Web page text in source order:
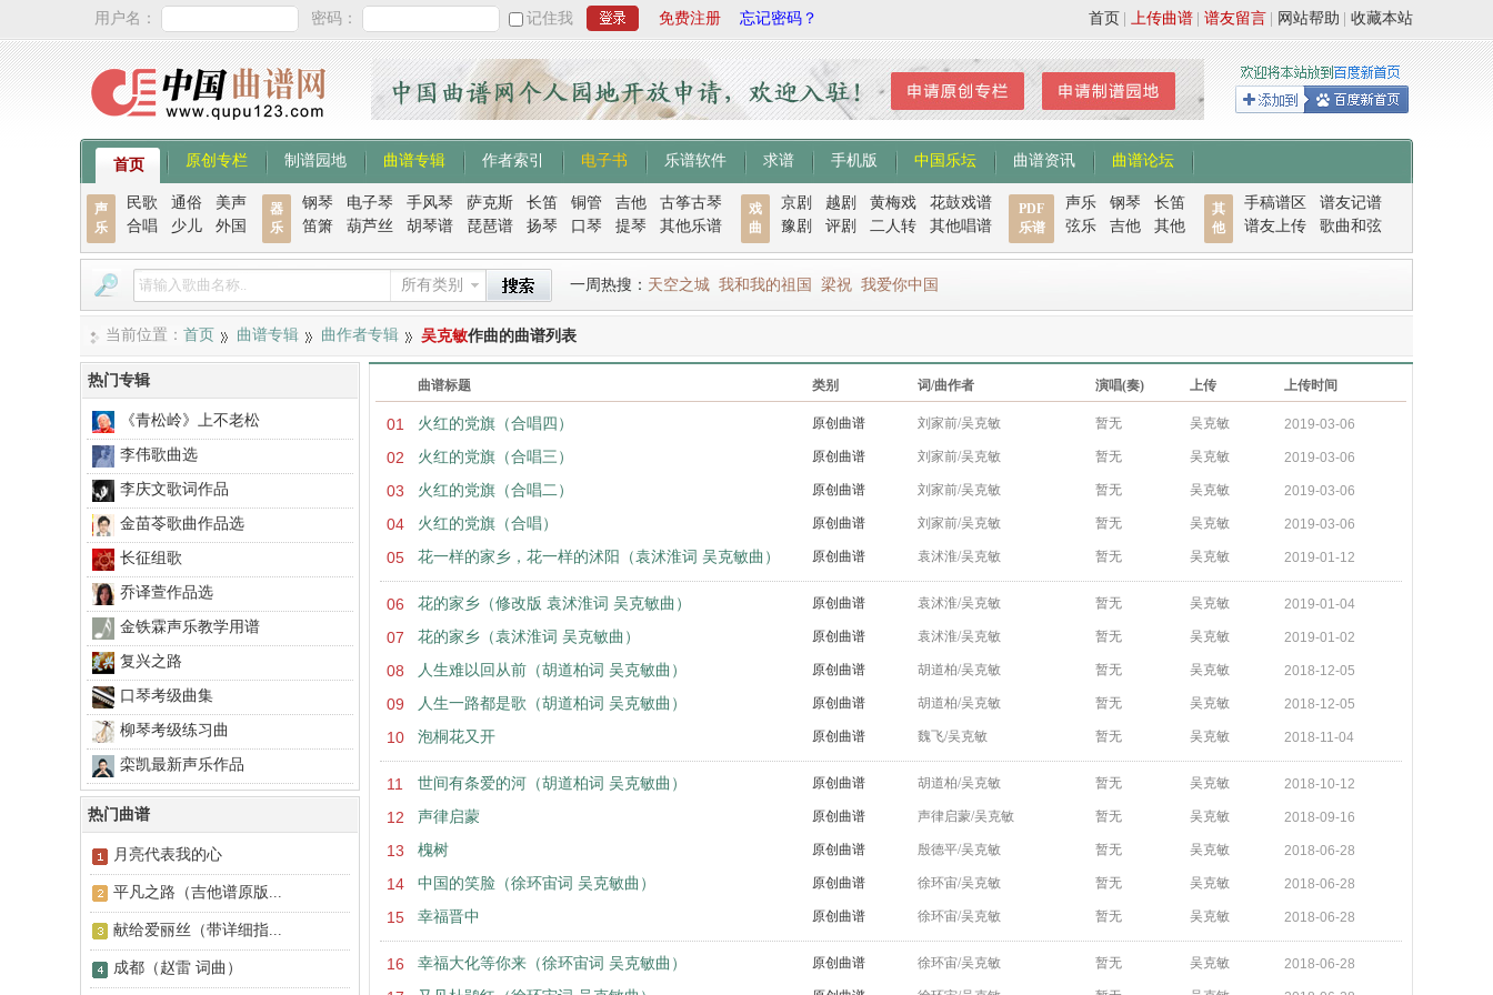
用户名： 密码： 记住我 免费注册 忘记密码？ 收藏本站
网站帮助
谱友留言
上传曲谱
首页
首页 原创专栏 制谱园地 曲谱专辑 作者索引 电子书 乐谱软件 求谱 手机版 中国乐坛 曲谱资讯 曲谱论坛
声
乐
民歌 通俗
美声
合唱
少儿 外国
器
乐
钢琴 电子琴 手风琴 萨克斯 长笛 铜管 吉他
古筝古琴
笛箫
葫芦丝 胡琴谱 琵琶谱 扬琴 口琴 提琴 其他乐谱
戏
曲
京剧 越剧 黄梅戏
花鼓戏谱
豫剧
评剧 二人转 其他唱谱
PDF
乐谱
声乐 钢琴
长笛
弦乐
吉他 其他
其
他
手稿谱区
谱友记谱
谱友上传
歌曲和弦
所有类别 一周热搜： 天空之城 我和我的祖国 梁祝 我爱你中国
当前位置： 首页 曲谱专辑 曲作者专辑 吴克敏作曲的曲谱列表
曲谱标题 类别 词/曲作者 演唱(奏) 上传 上传时间
01 火红的党旗（合唱四） 原创曲谱 刘家前/吴克敏 暂无 吴克敏 2019-03-06
02 火红的党旗（合唱三） 原创曲谱 刘家前/吴克敏 暂无 吴克敏 2019-03-06
03 火红的党旗（合唱二） 原创曲谱 刘家前/吴克敏 暂无 吴克敏 2019-03-06
04 火红的党旗（合唱） 原创曲谱 刘家前/吴克敏 暂无 吴克敏 2019-03-06
05 花一样的家乡，花一样的沭阳（袁沭淮词 吴克敏曲） 原创曲谱 袁沭淮/吴克敏 暂无 吴克敏 2019-01-12
06 花的家乡（修改版 袁沭淮词 吴克敏曲） 原创曲谱 袁沭淮/吴克敏 暂无 吴克敏 2019-01-04
07 花的家乡（袁沭淮词 吴克敏曲） 原创曲谱 袁沭淮/吴克敏 暂无 吴克敏 2019-01-02
08 人生难以回从前（胡道柏词 吴克敏曲） 原创曲谱 胡道柏/吴克敏 暂无 吴克敏 2018-12-05
09 人生一路都是歌（胡道柏词 吴克敏曲） 原创曲谱 胡道柏/吴克敏 暂无 吴克敏 2018-12-05
10 泡桐花又开 原创曲谱 魏飞/吴克敏 暂无 吴克敏 2018-11-04
11 世间有条爱的河（胡道柏词 吴克敏曲） 原创曲谱 胡道柏/吴克敏 暂无 吴克敏 2018-10-12
12 声律启蒙 原创曲谱 声律启蒙/吴克敏 暂无 吴克敏 2018-09-16
13 槐树 原创曲谱 殷德平/吴克敏 暂无 吴克敏 2018-06-28
14 中国的笑脸（徐环宙词 吴克敏曲） 原创曲谱 徐环宙/吴克敏 暂无 吴克敏 2018-06-28
15 幸福晋中 原创曲谱 徐环宙/吴克敏 暂无 吴克敏 2018-06-28
16 幸福大化等你来（徐环宙词 吴克敏曲） 原创曲谱 徐环宙/吴克敏 暂无 吴克敏 2018-06-28
热门专辑
《青松岭》上不老松
李伟歌曲选
李庆文歌词作品
金苗苓歌曲作品选
长征组歌
乔译萱作品选
金铁霖声乐教学用谱
复兴之路
口琴考级曲集
柳琴考级练习曲
栾凯最新声乐作品
热门曲谱
月亮代表我的心
平凡之路（吉他谱原版...
献给爱丽丝（带详细指...
成都（赵雷 词曲）